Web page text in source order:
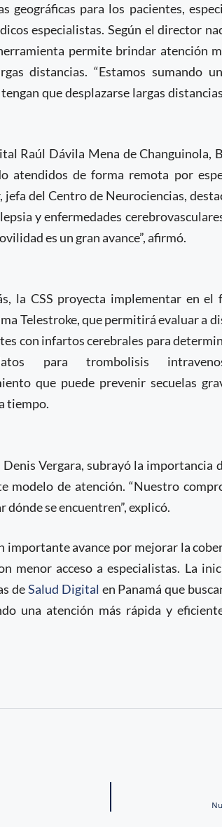
geográficas para los pacientes,
especialistas. Según el director
permite brindar atención
distancias. “Estamos sumando
que desplazarse largas
Raúl Dávila Mena de Changuinola,
atendidos de forma remota por
del Centro de Neurociencias,
y enfermedades
es un gran avance”, afirmó.
la CSS proyecta implementar en el
Telestroke, que permitirá evaluar a
con infartos cerebrales para
para trombolisis
que puede prevenir secuelas
tiempo.
Vergara, subrayó la importancia
modelo de atención. “Nuestro
se encuentren”, explicó.
importante avance por mejorar la
menor acceso a especialistas. La
deSalud Digital en Panamá que
una atención más rápida y